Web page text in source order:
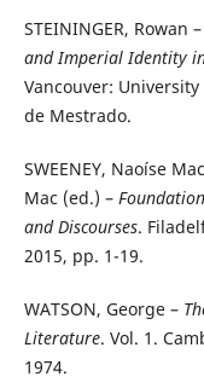
STEININGER, Rowan
and Imperial Identity
Vancouver:
de Mestrado.
SWEENEY, Naoíse
Mac (ed.) –
and Discourses.
2015, pp. 1-19.
WATSON, George –
Literature. Vol. 1.
1974.